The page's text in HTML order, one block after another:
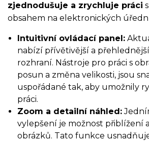
zjednodušuje a zrychluje práci
obsahem na elektronických
Intuitivní ovládací panel:
nabízí přívětivější a
rozhraní. Nástroje pro práci s
posun a změna velikosti, jsou
uspořádané tak, aby umožnily
práci.
Zoom a detailní náhled:
vylepšení je možnost přiblížení
obrázků. Tato funkce